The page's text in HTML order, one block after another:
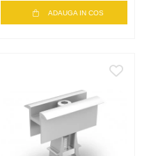
ADAUGA IN COS